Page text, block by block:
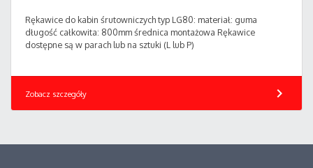
Rękawice do kabin śrutowniczych typ LG80: materiał: guma
długość całkowita: 800mm średnica montażowa Rękawice
dostępne są w parach lub na sztuki (L lub P)
Zobacz szczegóły chevron_right